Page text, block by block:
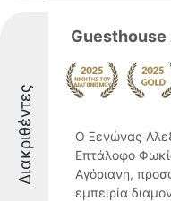
Διακριθέντες
Ο Ξενώνας
Επτάλοφο
Αγόριανη,
εμπειρία